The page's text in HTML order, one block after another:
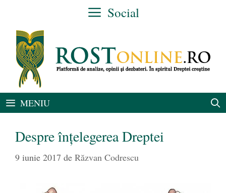
conținut
Social
MENIU
Despre înțelegerea Dreptei
9 iunie 2017 de Răzvan Codrescu